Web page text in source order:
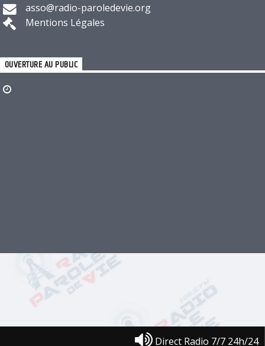
Direct Radio 7/7 24h/24
asso@radio-paroledevie.org
Mentions Légales
OUVERTURE AU PUBLIC